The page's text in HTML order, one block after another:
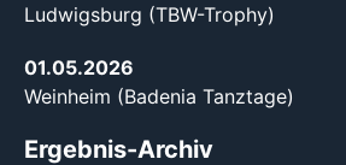
Ludwigsburg (TBW-Trophy)
01.05.2026
Weinheim (Badenia Tanztage)
Ergebnis-Archiv